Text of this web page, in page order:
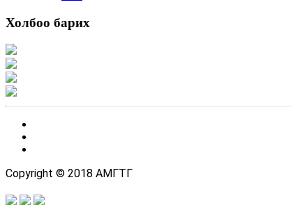
Холбоо барих
Copyright © 2018 АМГТГ